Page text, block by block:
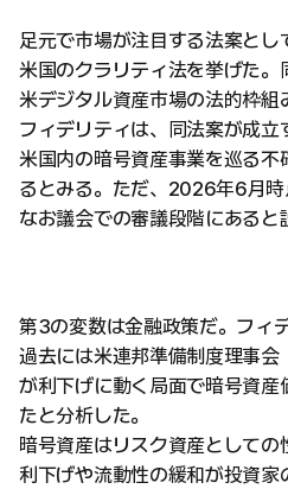
足元で市場が注目する法案とし
米国のクラリティ法を挙げた。
米デジタル資産市場の法的枠組
フィデリティは、同法案が成立
米国内の暗号資産事業を巡る
るとみる。ただ、2026年6月時
なお議会での審議段階にあると
第3の変数は金融政策だ。フィ
過去には米連邦準備制度理事会
が利下げに動く局面で暗号資産
たと分析した。
暗号資産はリスク資産としての
利下げや流動性の緩和が投資